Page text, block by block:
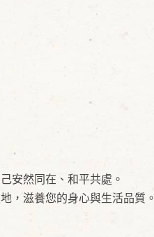
安然同在、和平共處。
，滋養您的身心與生活品質。